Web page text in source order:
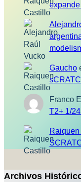
Gaucho
Franco
T2+ 1/
Archivos